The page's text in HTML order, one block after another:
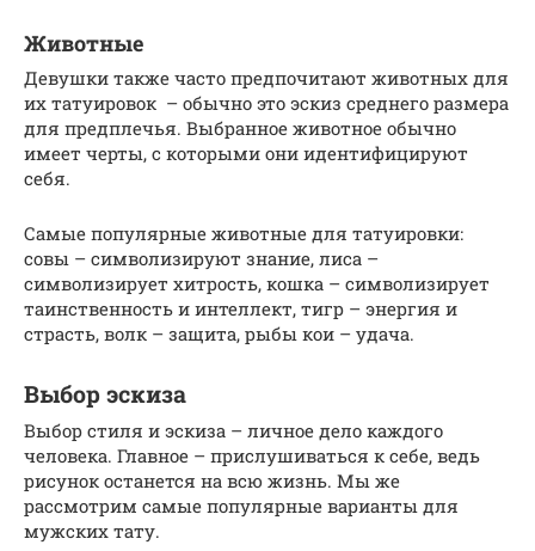
Животные
Девушки также часто предпочитают животных для
их татуировок – обычно это эскиз среднего размера
для предплечья. Выбранное животное обычно
имеет черты, с которыми они идентифицируют
себя.
Самые популярные животные для татуировки:
совы – символизируют знание, лиса –
символизирует хитрость, кошка – символизирует
таинственность и интеллект, тигр – энергия и
страсть, волк – защита, рыбы кои – удача.
Выбор эскиза
Выбор стиля и эскиза – личное дело каждого
человека. Главное – прислушиваться к себе, ведь
рисунок останется на всю жизнь. Мы же
рассмотрим самые популярные варианты для
мужских тату.